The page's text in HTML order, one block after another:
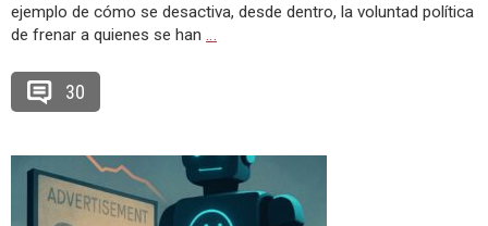
ejemplo de cómo se desactiva, desde dentro, la voluntad política
de frenar a quienes se han …
30